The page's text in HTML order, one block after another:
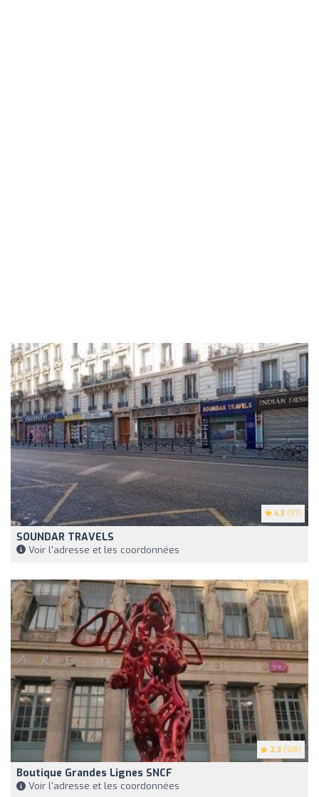
4.3 (97)
SOUNDAR TRAVELS
Voir l'adresse et les coordonnées
2.3 (128)
Boutique Grandes Lignes SNCF
Voir l'adresse et les coordonnées